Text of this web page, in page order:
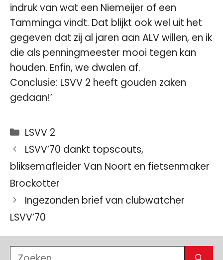
indruk van wat een Niemeijer of een
Tamminga vindt. Dat blijkt ook wel uit het
gegeven dat zij al jaren aan ALV willen, en ik
die als penningmeester mooi tegen kan
houden. Enfin, we dwalen af.
Conclusie: LSVV 2 heeft gouden zaken
gedaan!’
Categorieën
LSVV 2
LSVV’70 dankt topscouts,
bliksemafleider Van Noort en fietsenmaker
Brockotter
Ingezonden brief van clubwatcher
LSVV’70
Zoek